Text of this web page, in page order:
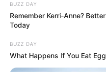
BUZZ DAY
Remember Kerri-Anne?
Today
BUZZ DAY
What Happens If You Eat